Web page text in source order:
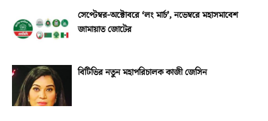
সেপ্টেম্বর-অক্টোবরে ‘লং মার্চ’, নভেম্বরে মহাসমাবেশ
জামায়াত জোটের
বিটিভির নতুন মহাপরিচালক কাজী জেসিন